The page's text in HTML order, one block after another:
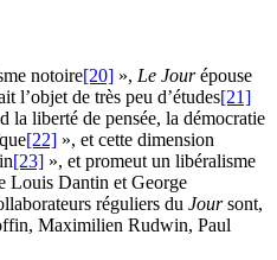
notoire[20] », Le Jourépouse
l’objet de très peu d’études[21]
la liberté de pensée, la démocratie
[22] », et cette dimension
[23] », et promeut un libéralisme
Louis Dantin et George
réguliers du Joursont,
Maximilien Rudwin, Paul